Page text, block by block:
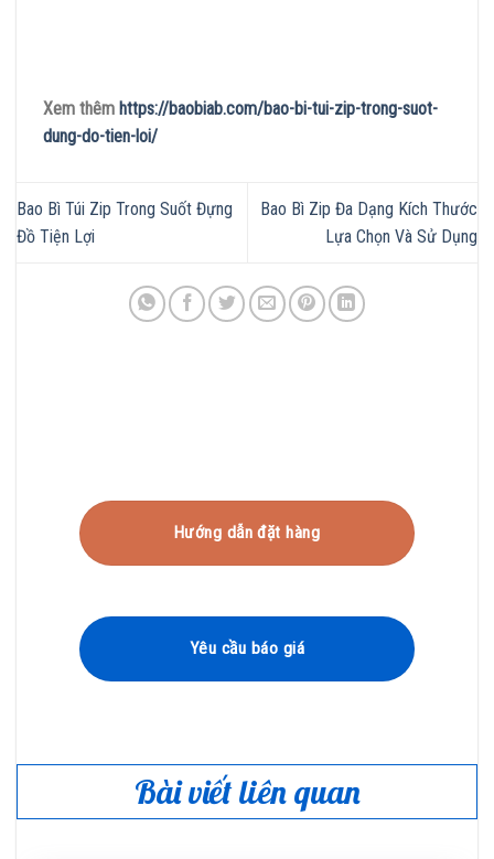
Xem thêm https://baobiab.com/bao-bi-tui-zip-trong-suot-
dung-do-tien-loi/
Bao Bì Túi Zip Trong Suốt Đựng
Đồ Tiện Lợi
Bao Bì Zip Đa Dạng Kích Thước
Lựa Chọn Và Sử Dụng
Hướng dẫn đặt hàng
Yêu cầu báo giá
Bài viết liên quan